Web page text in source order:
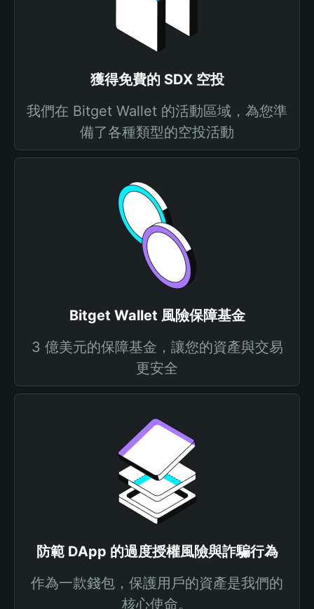
獲得免費的 SDX 空投
我們在 Bitget Wallet 的活動區域，為您準
備了各種類型的空投活動
Bitget Wallet 風險保障基金
3 億美元的保障基金，讓您的資產與交易
更安全
防範 DApp 的過度授權風險與詐騙行為
作為一款錢包，保護用戶的資產是我們的
核心使命。